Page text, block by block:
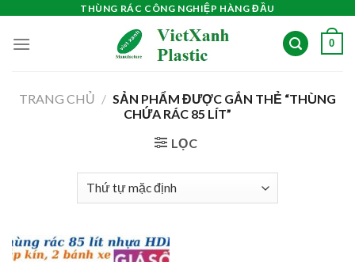
content
THÙNG RÁC CÔNG NGHIỆP HÀNG ĐẦU
0
TRANG CHỦ / SẢN PHẨM ĐƯỢC GẮN THẺ “THÙNG
CHỨA RÁC 85 LÍT”
LỌC